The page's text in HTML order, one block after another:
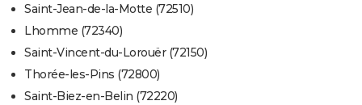
Saint-Jean-de-la-Motte (72510)
Lhomme (72340)
Saint-Vincent-du-Lorouër (72150)
Thorée-les-Pins (72800)
Saint-Biez-en-Belin (72220)